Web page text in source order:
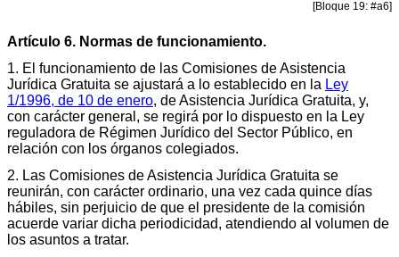
[Bloque 19: #a6]
Artículo 6. Normas de funcionamiento.
1. El funcionamiento de las Comisiones de Asistencia
Jurídica Gratuita se ajustará a lo establecido en la Ley
1/1996, de 10 de enero, de Asistencia Jurídica Gratuita, y,
con carácter general, se regirá por lo dispuesto en la Ley
reguladora de Régimen Jurídico del Sector Público, en
relación con los órganos colegiados.
2. Las Comisiones de Asistencia Jurídica Gratuita se
reunirán, con carácter ordinario, una vez cada quince días
hábiles, sin perjuicio de que el presidente de la comisión
acuerde variar dicha periodicidad, atendiendo al volumen de
los asuntos a tratar.